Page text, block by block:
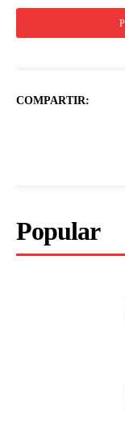
COMPARTIR:
Popular